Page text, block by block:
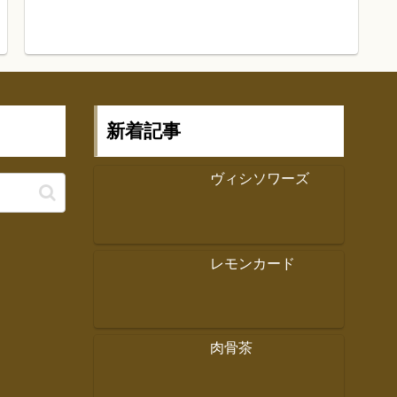
新着記事
ヴィシソワーズ
レモンカード
肉骨茶